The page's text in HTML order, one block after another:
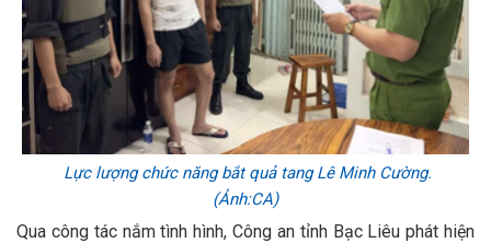
Lực lượng chức năng bắt quả tang Lê Minh Cường.
(Ảnh:CA)
Qua công tác nắm tình hình, Công an tỉnh Bạc Liêu phát hiện